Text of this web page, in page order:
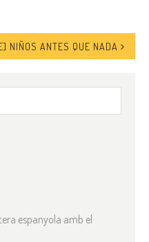
NIÑOS ANTES QUE NADA
espanyola amb el